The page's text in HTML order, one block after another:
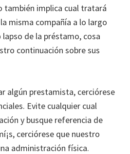
también implica cual tratará
misma compañía a lo largo
de la préstamo, cosa
continuación sobre sus
algún prestamista, cerciórese
Evite cualquier cual
y busque referencia de
cerciórese que nuestro
administración física.